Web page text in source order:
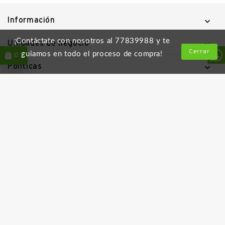
0
¡Contáctate con nosotros al 77839988 y te
guiamos en todo el proceso de compra!
Cerrar
Información 
Unidades de negocio 
Políticas 